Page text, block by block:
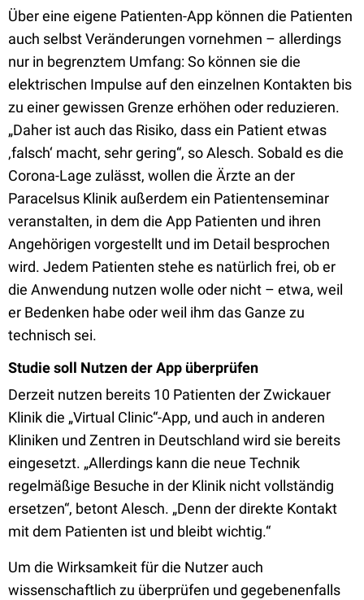
Über eine eigene Patienten-App können die Patienten
auch selbst Veränderungen vornehmen – allerdings
nur in begrenztem Umfang: So können sie die
elektrischen Impulse auf den einzelnen Kontakten bis
zu einer gewissen Grenze erhöhen oder reduzieren.
„Daher ist auch das Risiko, dass ein Patient etwas
‚falsch‘ macht, sehr gering“, so Alesch. Sobald es die
Corona-Lage zulässt, wollen die Ärzte an der
Paracelsus Klinik außerdem ein Patientenseminar
veranstalten, in dem die App Patienten und ihren
Angehörigen vorgestellt und im Detail besprochen
wird. Jedem Patienten stehe es natürlich frei, ob er
die Anwendung nutzen wolle oder nicht – etwa, weil
er Bedenken habe oder weil ihm das Ganze zu
technisch sei.
Studie soll Nutzen der App überprüfen
Derzeit nutzen bereits 10 Patienten der Zwickauer
Klinik die „Virtual Clinic“-App, und auch in anderen
Kliniken und Zentren in Deutschland wird sie bereits
eingesetzt. „Allerdings kann die neue Technik
regelmäßige Besuche in der Klinik nicht vollständig
ersetzen“, betont Alesch. „Denn der direkte Kontakt
mit dem Patienten ist und bleibt wichtig.“
Um die Wirksamkeit für die Nutzer auch
wissenschaftlich zu überprüfen und gegebenenfalls